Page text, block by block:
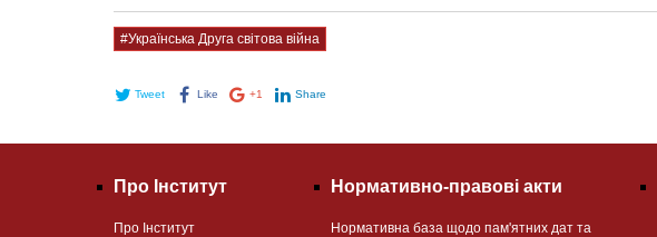
#Українська Друга світова війна
Tweet Like +1 Share
Про Інститут
Про Інститут
Нормативно-правові акти
Нормативна база щодо пам'ятних дат та